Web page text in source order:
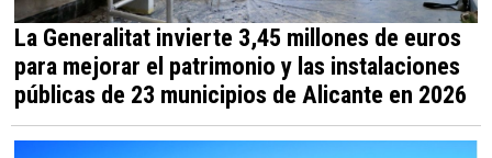
La Generalitat invierte 3,45 millones de euros
para mejorar el patrimonio y las instalaciones
públicas de 23 municipios de Alicante en 2026